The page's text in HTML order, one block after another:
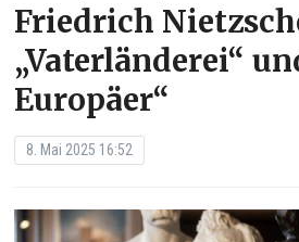
Friedrich
„Vaterländerei“
Europäer“
8. Mai 2025 16:52